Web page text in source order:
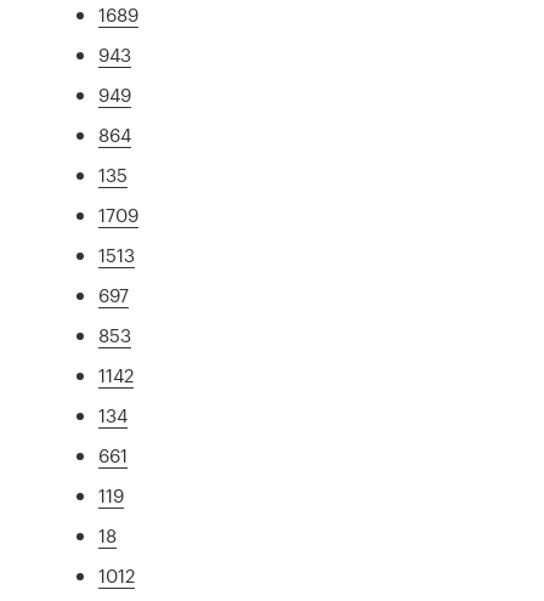
1689
943
949
864
135
1709
1513
697
853
1142
134
661
119
18
1012